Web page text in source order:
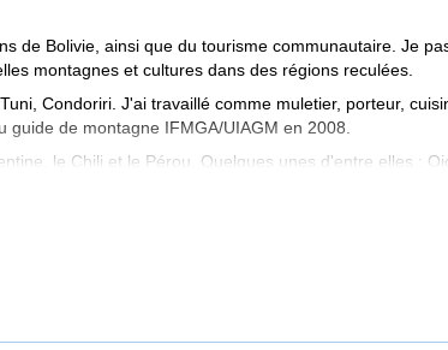
de Bolivie, ainsi que du tourisme communautaire. Je
montagnes et cultures dans des régions reculées.
Condoriri. J'ai travaillé comme muletier, porteur,
de montagne IFMGA/UIAGM en 2008.
le Chili et le Pérou. Quelques unes d'entre elles :
Sajama, Illamapu, Acohoma, Chapi orco, Acotango,
aider à entrer en contact avec la culture locale, et bien